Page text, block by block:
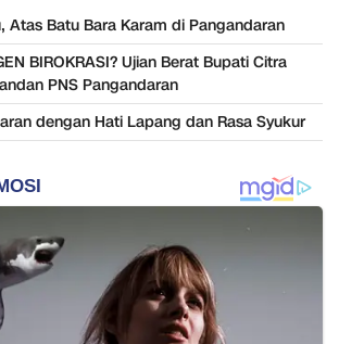
Atas Batu Bara Karam di Pangandaran
BIROKRASI? Ujian Berat Bupati Citra
PNS Pangandaran
dengan Hati Lapang dan Rasa Syukur